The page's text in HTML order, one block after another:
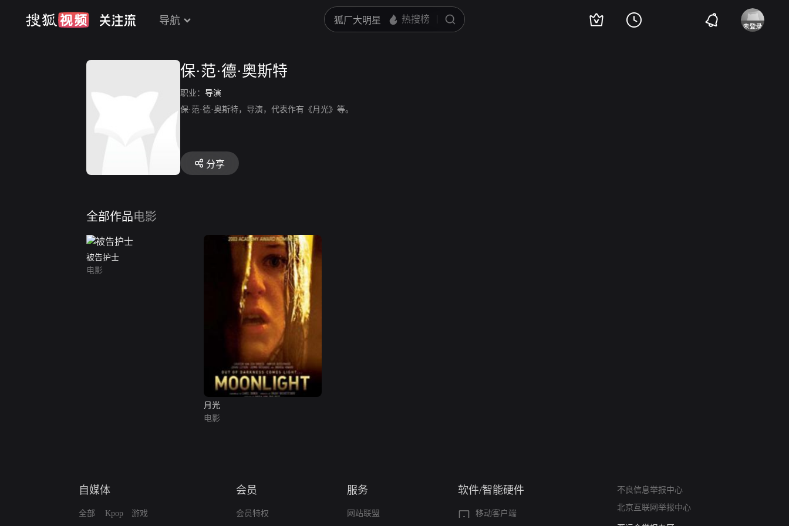
导航
保·范·德·奥斯特
职业： 导演
保·范·德·奥斯特，导演，代表作有《月光》等。
分享
全部作品电影
被告护士
电影
月光
电影
自媒体
全部 Kpop 游戏
会员
会员特权
服务
网站联盟
软件/智能硬件
移动客户端
不良信息举报中心
北京互联网举报中心
算法推荐专项举报